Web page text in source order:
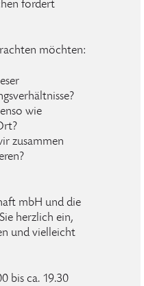
fordert
möchten:
wie
zusammen
mbH und die
herzlich ein,
und vielleicht
bis ca. 19.30